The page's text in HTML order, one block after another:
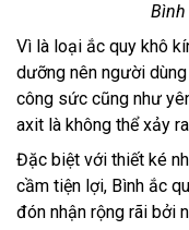
Bình
Vì là loại ắc quy khô
dưỡng nên người
công sức cũng như
axit là không thể xảy
Đặc biệt với thiết ké
cầm tiện lợi, Bình ắc
đón nhận rộng rãi bởi